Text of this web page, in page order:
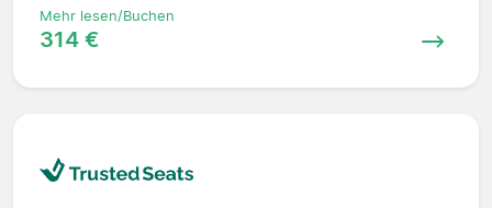
Mehr lesen/Buchen
314 €